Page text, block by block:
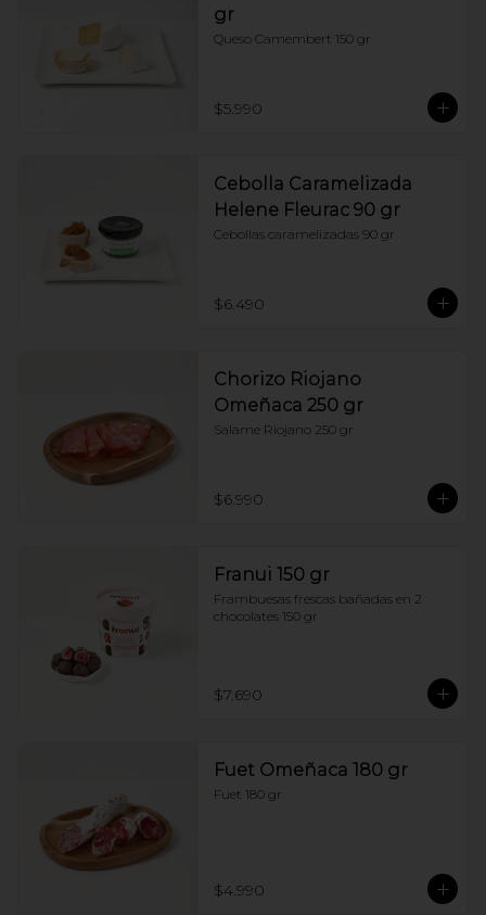
gr
Queso Camembert 150 gr
$5.990
Cebolla Caramelizada
Helene Fleurac 90 gr
Cebollas caramelizadas 90 gr
$6.490
Chorizo Riojano
Omeñaca 250 gr
Salame Riojano 250 gr
$6.990
Franui 150 gr
Frambuesas frescas bañadas en 2
chocolates 150 gr
$7.690
Fuet Omeñaca 180 gr
Fuet 180 gr
$4.990